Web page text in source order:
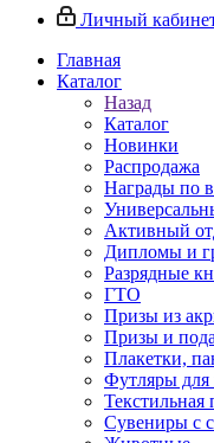
Личный
Главная
Каталог
Назад
Каталог
Новинки
Распродажа
Награды по
Активный
Дипломы и
Разрядные
ГТО
Призы из
Призы и
Плакетки,
Футляры для
Текстильная
Сувениры с